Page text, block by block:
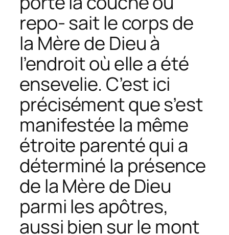
repo- sait le corps de
la Mère de Dieu à
l’endroit où elle a été
ensevelie. C’est ici
précisément que s’est
manifestée la même
étroite parenté qui a
déterminé la présence
de la Mère de Dieu
parmi les apôtres,
aussi bien sur le mont